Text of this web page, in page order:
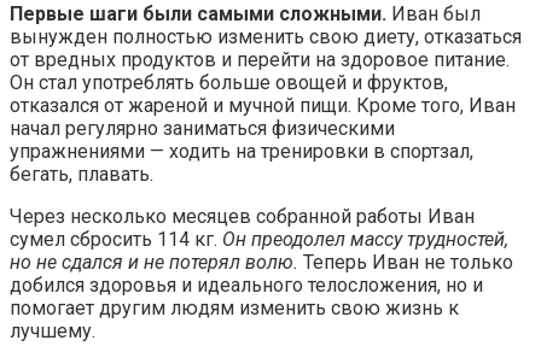
Первые шаги были самыми сложными. Иван был
вынужден полностью изменить свою диету, отказаться
от вредных продуктов и перейти на здоровое питание.
Он стал употреблять больше овощей и фруктов,
отказался от жареной и мучной пищи. Кроме того, Иван
начал регулярно заниматься физическими
упражнениями — ходить на тренировки в спортзал,
бегать, плавать.
Через несколько месяцев собранной работы Иван
сумел сбросить 114 кг. Он преодолел массу трудностей,
но не сдался и не потерял волю. Теперь Иван не только
добился здоровья и идеального телосложения, но и
помогает другим людям изменить свою жизнь к
лучшему.